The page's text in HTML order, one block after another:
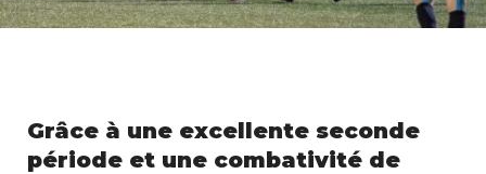
Grâce à une excellente seconde
période et une combativité de